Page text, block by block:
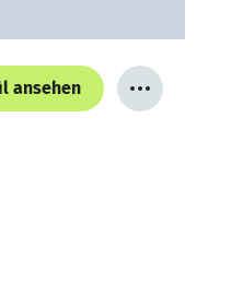
ansehen